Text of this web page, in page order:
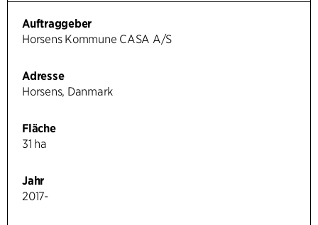
Auftraggeber
Horsens Kommune CASA A/S
Adresse
Horsens, Danmark
Fläche
31 ha
Jahr
2017-